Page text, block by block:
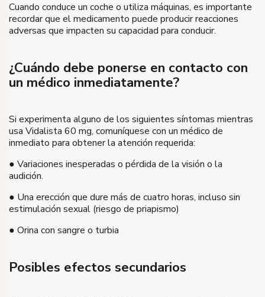
Cuando conduce un coche o utiliza máquinas, es importante
recordar que el medicamento puede producir reacciones
adversas que impacten su capacidad para conducir.
¿Cuándo debe ponerse en contacto con
un médico inmediatamente?
Si experimenta alguno de los siguientes síntomas mientras
usa Vidalista 60 mg, comuníquese con un médico de
inmediato para obtener la atención requerida:
● Variaciones inesperadas o pérdida de la visión o la
audición.
● Una erección que dure más de cuatro horas, incluso sin
estimulación sexual (riesgo de priapismo)
● Orina con sangre o turbia
Posibles efectos secundarios